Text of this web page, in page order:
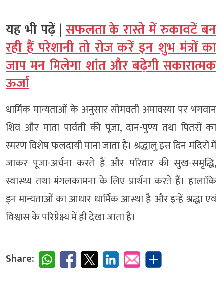
यह भी पढ़ें |सफलता के रास्ते में रुकावटें बन
रही हैं परेशानी तो रोज करें इन शुभ मंत्रों का
जाप मन मिलेगा शांत और बढ़ेगी सकारात्मक
ऊर्जा
धार्मिक मान्यताओं के अनुसार सोमवती अमावस्या पर भगवान
शिव और माता पार्वती की पूजा, दान-पुण्य तथा पितरों का
स्मरण विशेष फलदायी माना जाता है। श्रद्धालु इस दिन मंदिरों में
जाकर पूजा-अर्चना करते हैं और परिवार की सुख-समृद्धि,
स्वास्थ्य तथा मंगलकामना के लिए प्रार्थना करते हैं। हालांकि
इन मान्यताओं का आधार धार्मिक आस्था है और इन्हें श्रद्धा एवं
विश्वास के परिप्रेक्ष्य में ही देखा जाता है।
Share: